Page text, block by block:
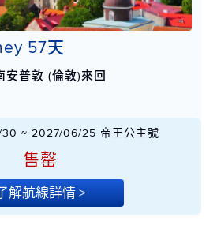
57天
安普敦 (倫敦)來回
~ 2027/06/25 帝王公主號
售罄
解航線詳情 >